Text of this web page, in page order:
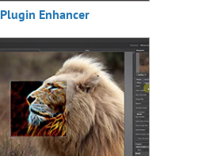
Plugin Enhancer